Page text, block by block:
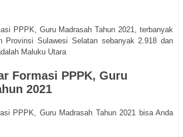
PPPK, Guru Madrasah Tahun 2021, terbanyak
Provinsi Sulawesi Selatan sebanyak 2.918 dan
Maluku Utara
Formasi PPPK, Guru
2021
PPPK, Guru Madrasah Tahun 2021 bisa Anda